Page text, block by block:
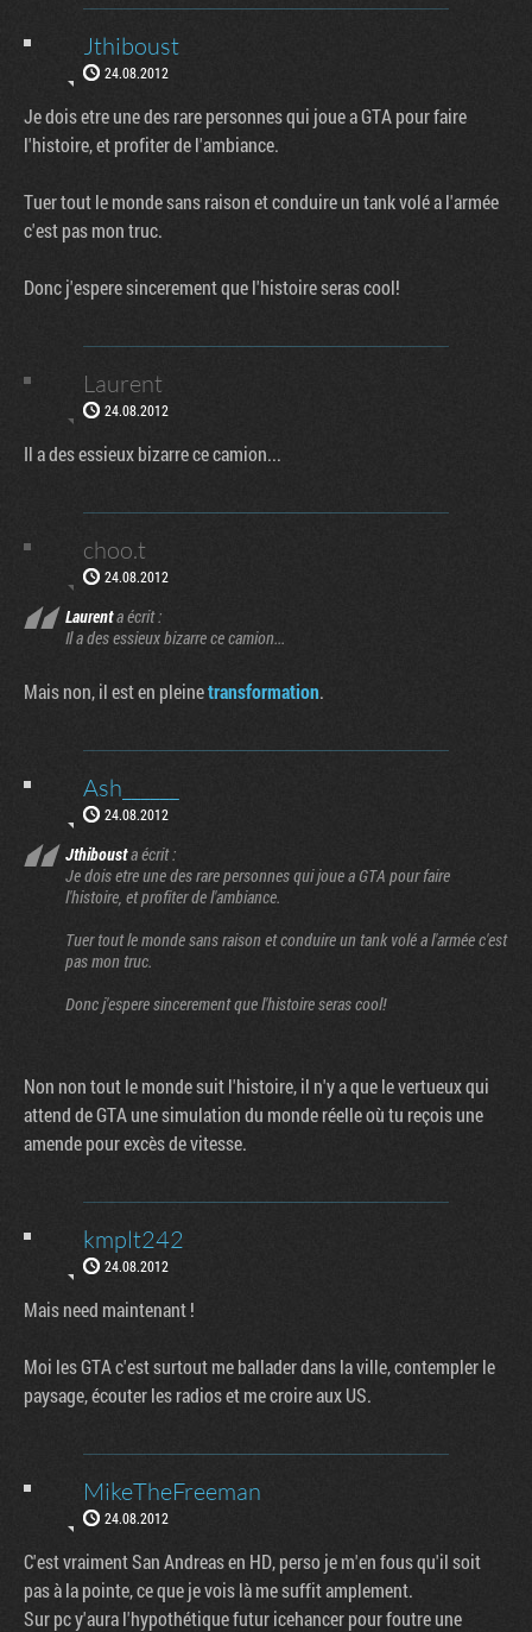
Jthiboust
24.08.2012
Je dois etre une des rare personnes qui joue a GTA pour faire
l'histoire, et profiter de l'ambiance.
Tuer tout le monde sans raison et conduire un tank volé a l'armée
c'est pas mon truc.
Donc j'espere sincerement que l'histoire seras cool!
Laurent
24.08.2012
Il a des essieux bizarre ce camion...
choo.t
24.08.2012
Laurenta écrit :
Il a des essieux bizarre ce camion...
Mais non, il est en pleinetransformation.
Ash______
24.08.2012
Jthibousta écrit :
Je dois etre une des rare personnes qui joue a GTA pour faire
l'histoire, et profiter de l'ambiance.
Tuer tout le monde sans raison et conduire un tank volé a l'armée c'est
pas mon truc.
Donc j'espere sincerement que l'histoire seras cool!
Non non tout le monde suit l'histoire, il n'y a que le vertueux qui
attend de GTA une simulation du monde réelle où tu reçois une
amende pour excès de vitesse.
kmplt242
24.08.2012
Mais need maintenant !
Moi les GTA c'est surtout me ballader dans la ville, contempler le
paysage, écouter les radios et me croire aux US.
MikeTheFreeman
24.08.2012
C'est vraiment San Andreas en HD, perso je m'en fous qu'il soit
pas à la pointe, ce que je vois là me suffit amplement.
Sur pc y'aura l'hypothétique futur icehancer pour foutre une